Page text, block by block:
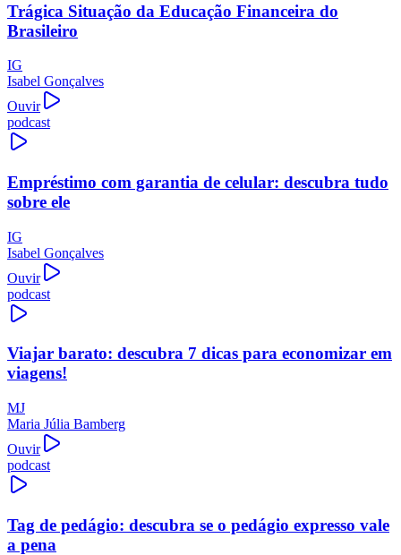
Trágica Situação da Educação Financeira do
Brasileiro
IG
Isabel Gonçalves
Ouvir
podcast
Empréstimo com garantia de celular: descubra tudo
sobre ele
IG
Isabel Gonçalves
Ouvir
podcast
Viajar barato: descubra 7 dicas para economizar em
viagens!
MJ
Maria Júlia Bamberg
Ouvir
podcast
Tag de pedágio: descubra se o pedágio expresso vale
a pena